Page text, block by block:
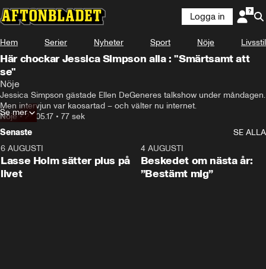
Logga in
Hem Serier Nyheter Sport Nöje Livsstil
Här chockar Jessica Simpson alla : "Smärtsamt att
se"
Nöje
Jessica Simpson gästade Ellen DeGeneres talkshow under måndagen.
Men intervjun var kaosartad – och välter nu internet.
Nöje•28.05.17 • 77 sek
Se mer
Senaste
SE ALLA
6 AUGUSTI
Lasse Holm sätter plus på
livet
4 AUGUSTI
Beskedet om nästa år:
”Bestämt mig”